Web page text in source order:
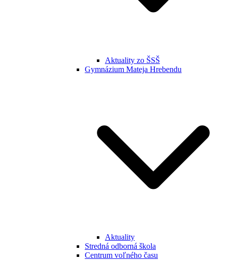
Aktuality zo ŠSŠ
Gymnázium Mateja Hrebendu
Aktuality
Stredná odborná škola
Centrum voľného času